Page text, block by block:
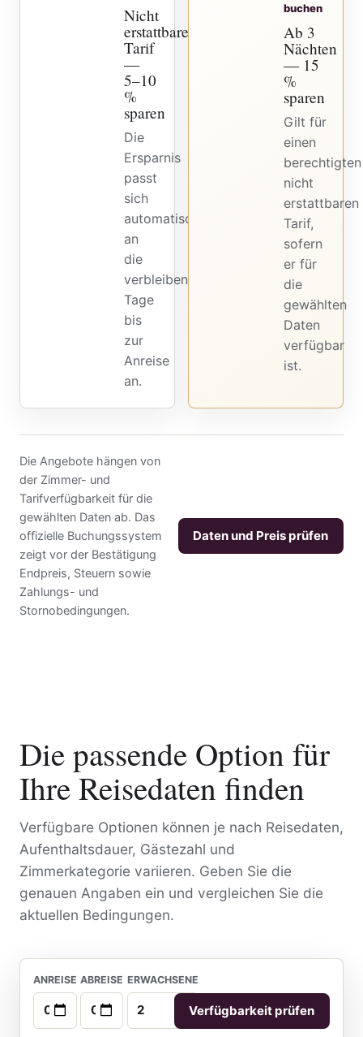
Nicht
erstattbarer
Tarif
—
5–10
%
sparen
Die
Ersparnis
passt
sich
automatisch
an
die
verbleibenden
Tage
bis
zur
Anreise
an.
buchen
Ab 3
Nächten
— 15
%
sparen
Gilt für
einen
berechtigten
nicht
erstattbaren
Tarif,
sofern
er für
die
gewählten
Daten
verfügbar
ist.
Die Angebote hängen von
der Zimmer- und
Tarifverfügbarkeit für die
gewählten Daten ab. Das
offizielle Buchungssystem
zeigt vor der Bestätigung
Endpreis, Steuern sowie
Zahlungs- und
Stornobedingungen.
Daten und Preis prüfen
Die passende Option für
Ihre Reisedaten finden
Verfügbare Optionen können je nach Reisedaten,
Aufenthaltsdauer, Gästezahl und
Zimmerkategorie variieren. Geben Sie die
genauen Angaben ein und vergleichen Sie die
aktuellen Bedingungen.
ANREISE ABREISE ERWACHSENE
Verfügbarkeit prüfen